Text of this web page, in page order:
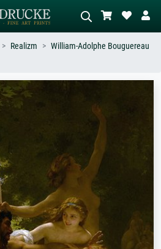
– np.
abstrakcja z czerwienią, ciemny olej,
stojący akt obok drzewa.
Realizm
William-Adolphe Bouguereau